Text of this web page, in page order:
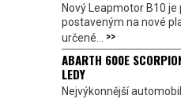
Nový Leapmotor B10
postaveným na nové
určené... >>
ABARTH 600E
LEDY
Nejvýkonnější